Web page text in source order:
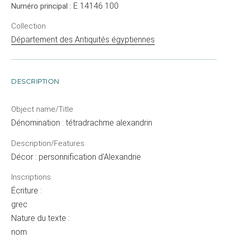
Numéro principal : E 14146 100
Collection
Département des Antiquités égyptiennes
DESCRIPTION
Object name/Title
Dénomination : tétradrachme alexandrin
Description/Features
Décor : personnification d'Alexandrie
Inscriptions
Écriture :
grec
Nature du texte :
nom